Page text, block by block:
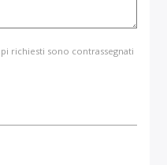
richiesti sono contrassegnati